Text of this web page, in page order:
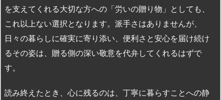
を支えてくれる大切な方への「労いの贈り物」としても、
これ以上ない選択となります。派手さはありませんが、
日々の暮らしに確実に寄り添い、便利さと安心を届け続け
るその姿は、贈る側の深い敬意を代弁してくれるはずで
す。
読み終えたとき、心に残るのは、丁寧に暮らすことへの静